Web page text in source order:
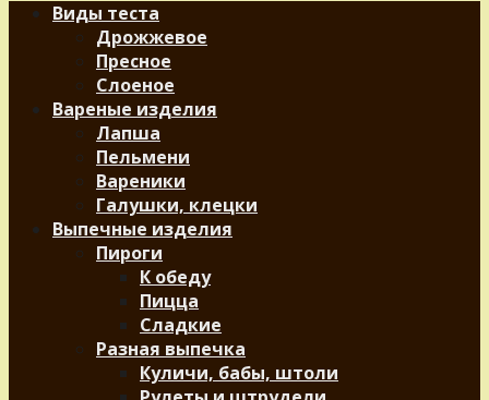
Виды теста
Дрожжевое
Пресное
Слоеное
Вареные изделия
Лапша
Пельмени
Вареники
Галушки, клецки
Выпечные изделия
Пироги
К обеду
Пицца
Сладкие
Разная выпечка
Куличи, бабы, штоли